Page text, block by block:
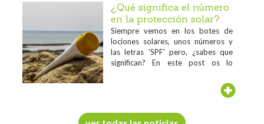
¿Qué significa el número
en la protección solar?
Siempre vemos en los botes de
lociones solares, unos números y
las letras 'SPF' pero, ¿sabes que
significan? En este post os lo